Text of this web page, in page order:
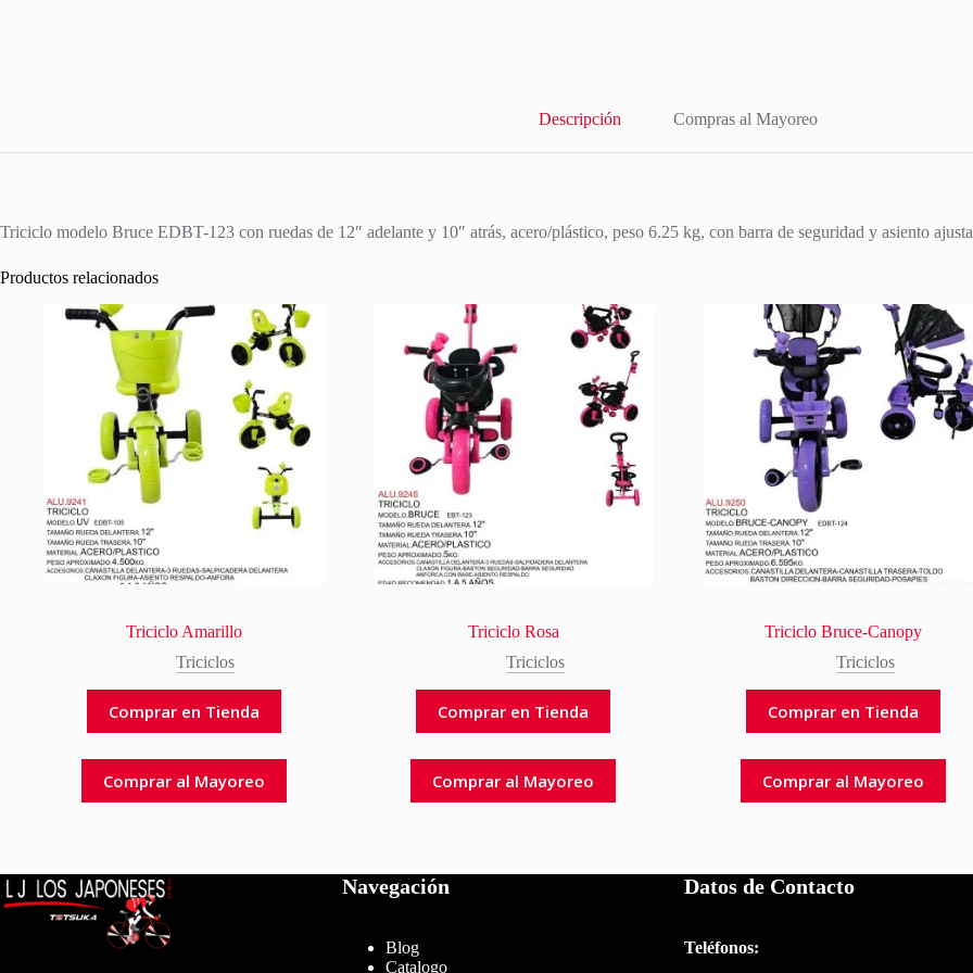
Descripción Compras al Mayoreo
Triciclo modelo Bruce EDBT-123 con ruedas de 12″ adelante y 10″ atrás, acero/plástico, peso 6.25 kg, con barra de seguridad y asiento
Productos relacionados
Triciclo Amarillo
Triciclos
Comprar en Tienda
Comprar al Mayoreo
Triciclo Rosa
Triciclos
Comprar en Tienda
Comprar al Mayoreo
Triciclo Bruce-Canopy
Triciclos
Comprar en Tienda
Comprar al Mayoreo
Navegación
Blog
Catalogo
Datos de Contacto
Teléfonos: